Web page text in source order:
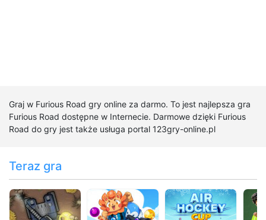
Graj w Furious Road gry online za darmo. To jest najlepsza gra
Furious Road dostępne w Internecie. Darmowe dzięki Furious
Road do gry jest także usługa portal 123gry-online.pl
Teraz gra